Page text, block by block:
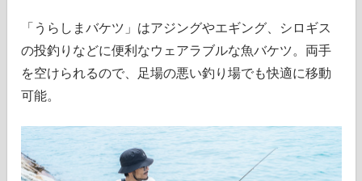
「うらしまバケツ」はアジングやエギング、シロギス
の投釣りなどに便利なウェアラブルな魚バケツ。両手
を空けられるので、足場の悪い釣り場でも快適に移動
可能。